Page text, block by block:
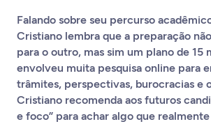
Falando sobre seu percurso
Cristiano lembra que a preparação
para o outro, mas sim um plano de 15
envolveu muita pesquisa online para
trâmites, perspectivas, burocracias e
Cristiano recomenda aos futuros
e foco” para achar algo que